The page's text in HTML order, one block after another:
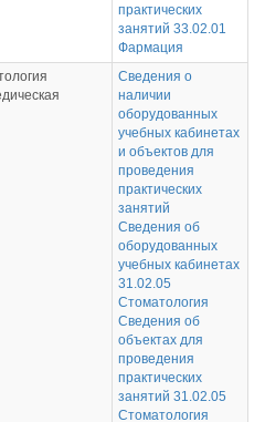
практических
занятий 33.02.01
Фармация
Сведения о
наличии
оборудованных
учебных кабинетах
и объектов для
проведения
практических
занятий
Сведения об
оборудованных
учебных кабинетах
31.02.05
Стоматология
Сведения об
объектах для
проведения
практических
занятий 31.02.05
Стоматология